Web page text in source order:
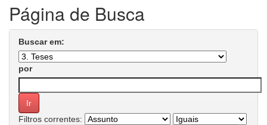
Página de Busca
Buscar em:
por
Filtros correntes: